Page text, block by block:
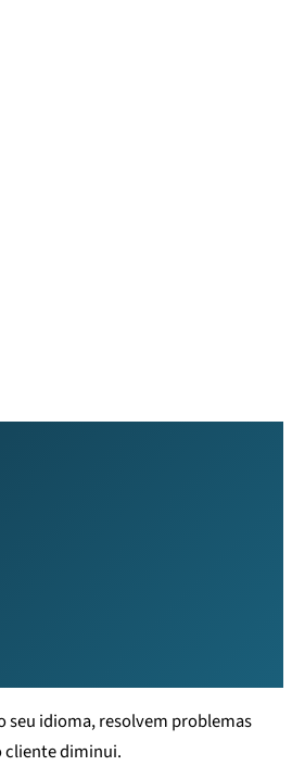
seu idioma, resolvem problemas
cliente diminui.